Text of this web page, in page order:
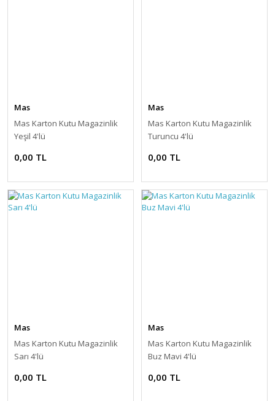
Mas
Mas Karton Kutu Magazinlik
Yeşil 4'lü
0,00 TL
Mas
Mas Karton Kutu Magazinlik
Turuncu 4'lü
0,00 TL
Mas
Mas Karton Kutu Magazinlik
Sarı 4'lü
0,00 TL
Mas
Mas Karton Kutu Magazinlik
Buz Mavi 4'lü
0,00 TL